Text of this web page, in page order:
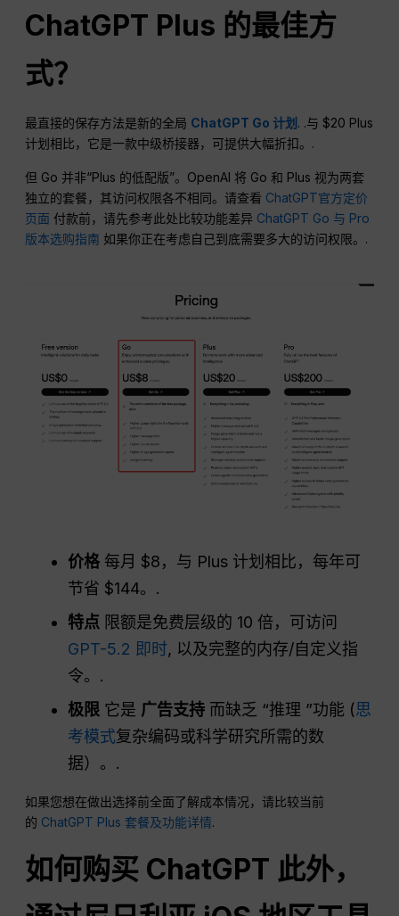
ChatGPT Plus 的最佳方
式？
最直接的保存方法是新的全局 ChatGPT Go 计划 . .与 $20 Plus
计划相比，它是一款中级桥接器，可提供大幅折扣。.
但 Go 并非“Plus 的低配版”。OpenAI 将 Go 和 Plus 视为两套
独立的套餐，其访问权限各不相同。请查看 ChatGPT官方定价
页面 付款前，请先参考此处比较功能差异 ChatGPT Go 与 Pro
版本选购指南 如果你正在考虑自己到底需要多大的访问权限。.
价格 每月 $8，与 Plus 计划相比，每年可
节省 $144。.
特点 限额是免费层级的 10 倍，可访问
GPT-5.2 即时, 以及完整的内存/自定义指
令。.
极限 它是 广告支持 而缺乏 “推理 ”功能 (思
考模式复杂编码或科学研究所需的数
据）。.
如果您想在做出选择前全面了解成本情况，请比较当前
的 ChatGPT Plus 套餐及功能详情.
如何购买 ChatGPT 此外，